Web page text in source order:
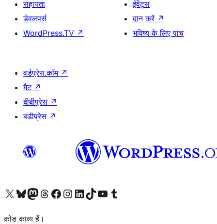
सहायता
डेवलपर्स
WordPress.TV ↗
ईवेंट्स
दान करें ↗
भविष्य के लिए पांच
वर्डप्रेस.कॉम ↗
मैट ↗
बीबीप्रेस ↗
बडीप्रेस ↗
Visit our X (formerly Twitter) account
हमारे बलुस्की खाते पर जाएँVisit our Mastodon account
हमारे थ्रेड्स अकाउंट पर जाएंहमारे फेसबुक पेज पर जाएँहमारे इंस्टाग्राम अकाउंट पर जाएंहमारे लिंक्डइन खाते पर जाएँहमारे टिकटॉक खाते पर जाएँहमारे यूट्यूब चैनल पर जाएंहमारे Tumblr खाते पर जाएँ
कोड काव्य हैं।